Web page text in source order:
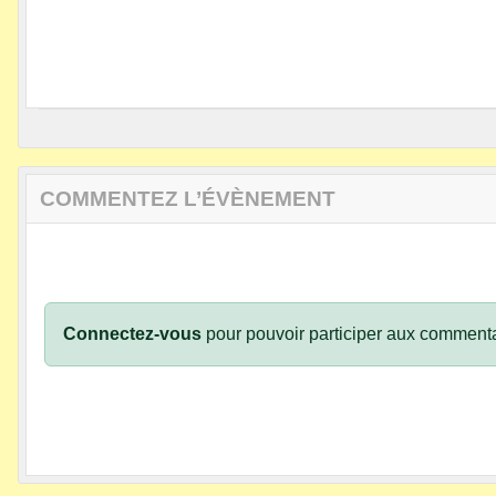
COMMENTEZ L’ÉVÈNEMENT
Connectez-vous pour pouvoir participer aux